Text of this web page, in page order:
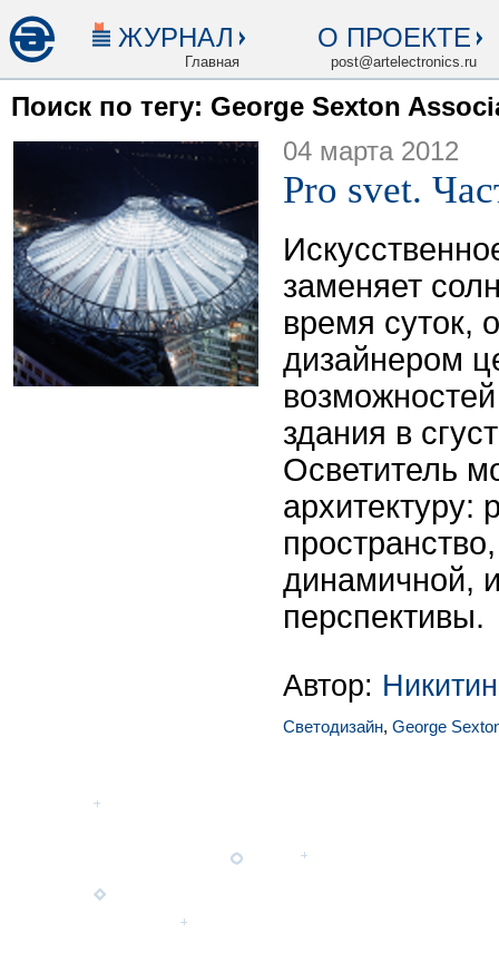
ЖУРНАЛ
Главная
О ПРОЕКТЕ
post@artelectronics.ru
Поиск по тегу: George Sexton
04 марта 2012
Pro svet.
заменяет
время суток,
дизайнером
здания в
Осветитель
архитектуру:
динамичной,
перспективы.
Автор:
Светодизайн, George